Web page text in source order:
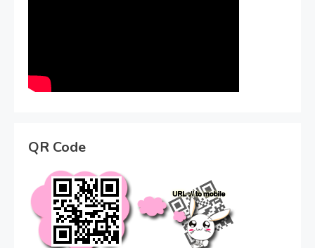
QR Code